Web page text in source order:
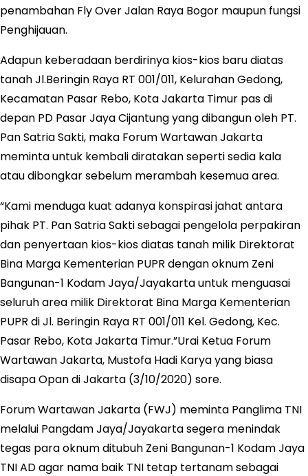
penambahan Fly Over Jalan Raya Bogor maupun fungsi
Penghijauan.
Adapun keberadaan berdirinya kios-kios baru diatas
tanah Jl.Beringin Raya RT 001/011, Kelurahan Gedong,
Kecamatan Pasar Rebo, Kota Jakarta Timur pas di
depan PD Pasar Jaya Cijantung yang dibangun oleh PT.
Pan Satria Sakti, maka Forum Wartawan Jakarta
meminta untuk kembali diratakan seperti sedia kala
atau dibongkar sebelum merambah kesemua area.
“Kami menduga kuat adanya konspirasi jahat antara
pihak PT. Pan Satria Sakti sebagai pengelola perpakiran
dan penyertaan kios-kios diatas tanah milik Direktorat
Bina Marga Kementerian PUPR dengan oknum Zeni
Bangunan-1 Kodam Jaya/Jayakarta untuk menguasai
seluruh area milik Direktorat Bina Marga Kementerian
PUPR di Jl. Beringin Raya RT 001/011 Kel. Gedong, Kec.
Pasar Rebo, Kota Jakarta Timur.”Urai Ketua Forum
Wartawan Jakarta, Mustofa Hadi Karya yang biasa
disapa Opan di Jakarta (3/10/2020) sore.
Forum Wartawan Jakarta (FWJ) meminta Panglima TNI
melalui Pangdam Jaya/Jayakarta segera menindak
tegas para oknum ditubuh Zeni Bangunan-1 Kodam Jaya
TNI AD agar nama baik TNI tetap tertanam sebagai